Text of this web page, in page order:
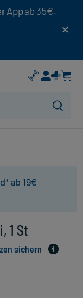
App ab 35€.
ab 19€
1 St
sichern